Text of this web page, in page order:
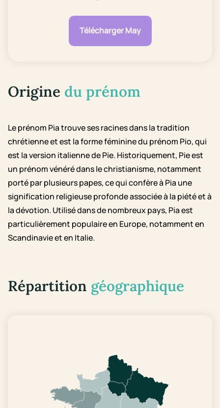
Télécharger May
Origine du prénom
Le prénom Pia trouve ses racines dans la tradition
chrétienne et est la forme féminine du prénom Pio, qui
est la version italienne de Pie. Historiquement, Pie est
un prénom vénéré dans le christianisme, notamment
porté par plusieurs papes, ce qui confère à Pia une
signification religieuse profonde associée à la piété et à
la dévotion. Utilisé dans de nombreux pays, Pia est
particulièrement populaire en Europe, notamment en
Scandinavie et en Italie.
Répartition géographique